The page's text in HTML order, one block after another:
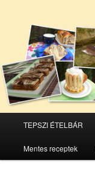
Tovább
az
Tovább
a
TEPSZI ÉTELBÁR
Mentes receptek